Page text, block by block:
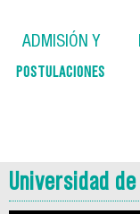
ADMISIÓN Y
POSTULACIONES
Universidad